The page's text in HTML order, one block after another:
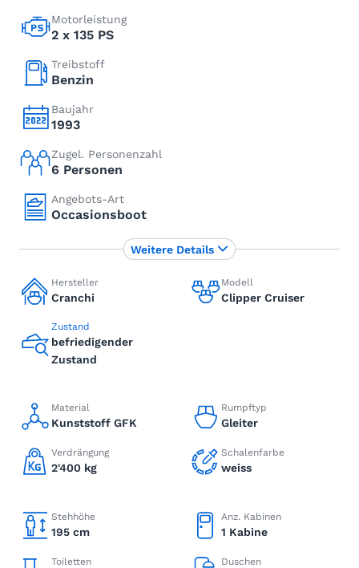
Motorleistung
2 x 135 PS
Treibstoff
Benzin
Baujahr
1993
Zugel. Personenzahl
6 Personen
Angebots-Art
Occasionsboot
Hersteller
Cranchi
Modell
Clipper Cruiser
Zustand
befriedigender
Zustand
Material
Kunststoff GFK
Rumpftyp
Gleiter
Verdrängung
2'400 kg
Schalenfarbe
weiss
Stehhöhe
195 cm
Anz. Kabinen
1 Kabine
Toiletten Duschen
Weitere Details